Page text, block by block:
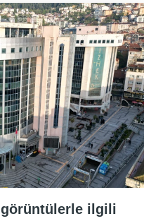
görüntülerle ilgili